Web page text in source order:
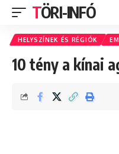
TÖRI-INFÓ
HELYSZÍNEK ÉS RÉGIÓK
10 tény a kínai